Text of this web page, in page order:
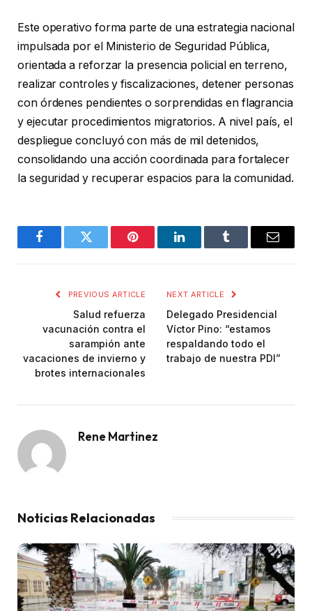
Este operativo forma parte de una estrategia nacional
impulsada por el Ministerio de Seguridad Pública,
orientada a reforzar la presencia policial en terreno,
realizar controles y fiscalizaciones, detener personas
con órdenes pendientes o sorprendidas en flagrancia
y ejecutar procedimientos migratorios. A nivel país, el
despliegue concluyó con más de mil detenidos,
consolidando una acción coordinada para fortalecer
la seguridad y recuperar espacios para la comunidad.
FacebookTwitter Pinterest LinkedInTumblr Email
PREVIOUS ARTICLE
Salud refuerza
vacunación contra el
sarampión ante
vacaciones de invierno y
brotes internacionales
NEXT ARTICLE
Delegado Presidencial
Víctor Pino: “estamos
respaldando todo el
trabajo de nuestra PDI”
Rene Martinez
Noticias Relacionadas